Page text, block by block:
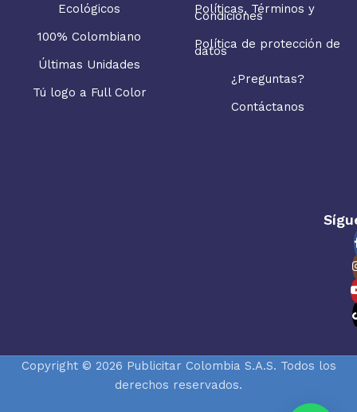
Ecológicos
100% Colombiano
Últimas Unidades
Tú logo a Full Color
Políticas, Términos y
Condiciones
Política de protección de
datos
¿Preguntas?
Contáctanos
Copyright © 2026 Publicitar Colombia S.A.S. Todos los
derechos reservados.